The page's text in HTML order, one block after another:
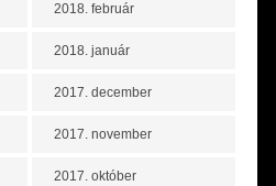
2018. február
2018. január
2017. december
2017. november
2017. október